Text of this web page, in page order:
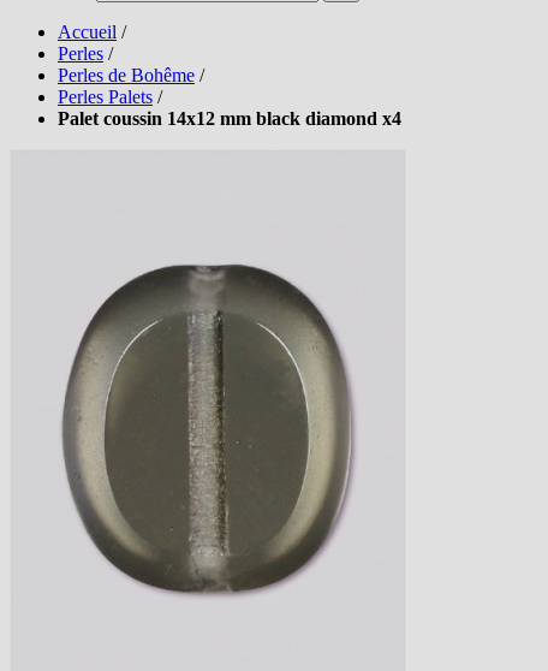
Accueil /
Perles /
Perles de Bohême /
Perles Palets /
Palet coussin 14x12 mm black diamond x4